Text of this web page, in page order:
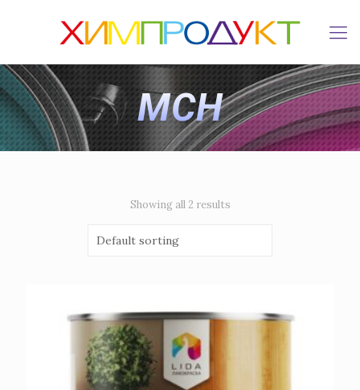
MCH
Showing all 2 results